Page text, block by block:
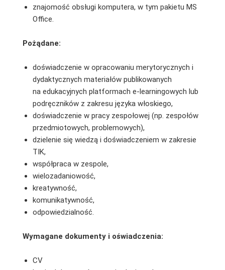
znajomość obsługi komputera, w tym pakietu MS
Office.
Pożądane:
doświadczenie w opracowaniu merytorycznych i
dydaktycznych materiałów publikowanych
na edukacyjnych platformach e-learningowych lub
podręczników z zakresu języka włoskiego,
doświadczenie w pracy zespołowej (np. zespołów
przedmiotowych, problemowych),
dzielenie się wiedzą i doświadczeniem w zakresie
TIK,
współpraca w zespole,
wielozadaniowość,
kreatywność,
komunikatywność,
odpowiedzialność.
Wymagane dokumenty i oświadczenia:
CV